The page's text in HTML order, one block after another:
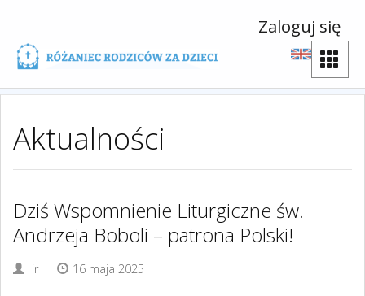
Zaloguj się
Aktualności
Dziś Wspomnienie Liturgiczne św.
Andrzeja Boboli – patrona Polski!
ir 16 maja 2025